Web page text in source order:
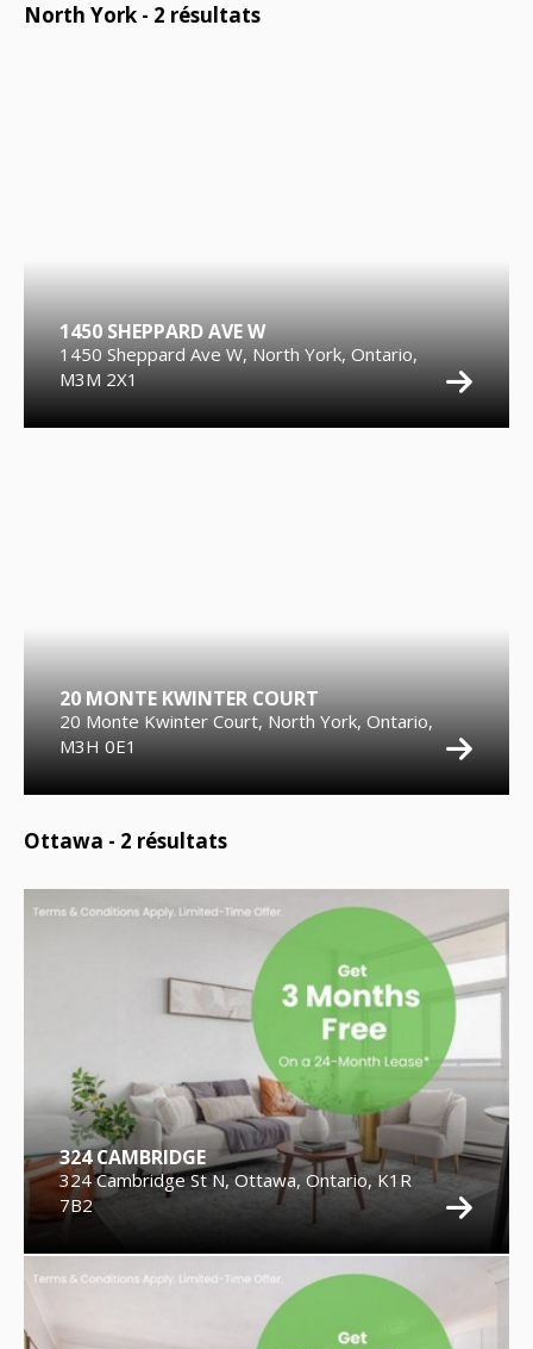
North York - 2 résultats
1450 SHEPPARD AVE W
1450 Sheppard Ave W, North York, Ontario,
M3M 2X1
20 MONTE KWINTER COURT
20 Monte Kwinter Court, North York, Ontario,
M3H 0E1
Ottawa - 2 résultats
324 CAMBRIDGE
324 Cambridge St N, Ottawa, Ontario, K1R
7B2